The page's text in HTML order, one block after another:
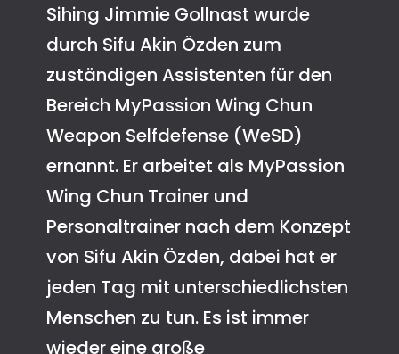
Sihing Jimmie Gollnast wurde
durch Sifu Akin Özden zum
zuständigen Assistenten für den
Bereich MyPassion Wing Chun
Weapon Selfdefense (WeSD)
ernannt. Er arbeitet als MyPassion
Wing Chun Trainer und
Personaltrainer nach dem Konzept
von Sifu Akin Özden, dabei hat er
jeden Tag mit unterschiedlichsten
Menschen zu tun. Es ist immer
wieder eine große